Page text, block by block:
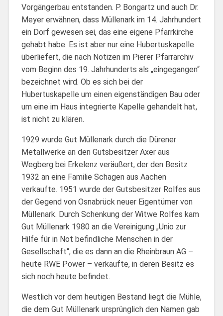
Vorgängerbau entstanden. P. Bongartz und auch Dr.
Meyer erwähnen, dass Müllenark im 14. Jahrhundert
ein Dorf gewesen sei, das eine eigene Pfarrkirche
gehabt habe. Es ist aber nur eine Hubertuskapelle
überliefert, die nach Notizen im Pierer Pfarrarchiv
vom Beginn des 19. Jahrhunderts als „eingegangen“
bezeichnet wird. Ob es sich bei der
Hubertuskapelle um einen eigenständigen Bau oder
um eine im Haus integrierte Kapelle gehandelt hat,
ist nicht zu klären.
1929 wurde Gut Müllenark durch die Dürener
Metallwerke an den Gutsbesitzer Axer aus
Wegberg bei Erkelenz veräußert, der den Besitz
1932 an eine Familie Schagen aus Aachen
verkaufte. 1951 wurde der Gutsbesitzer Rolfes aus
der Gegend von Osnabrück neuer Eigentümer von
Müllenark. Durch Schenkung der Witwe Rolfes kam
Gut Müllenark 1980 an die Vereinigung „Unio zur
Hilfe für in Not befindliche Menschen in der
Gesellschaft“, die es dann an die Rheinbraun AG –
heute RWE Power – verkaufte, in deren Besitz es
sich noch heute befindet.
Westlich vor dem heutigen Bestand liegt die Mühle,
die dem Gut Müllenark ursprünglich den Namen gab